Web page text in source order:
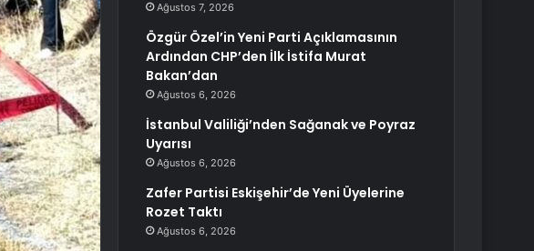
Ağustos 7, 2026
Özgür Özel’in Yeni Parti Açıklamasının
Ardından CHP’den İlk İstifa Murat
Bakan’dan
Ağustos 6, 2026
İstanbul Valiliği’nden Sağanak ve Poyraz
Uyarısı
Ağustos 6, 2026
Zafer Partisi Eskişehir’de Yeni Üyelerine
Rozet Taktı
Ağustos 6, 2026